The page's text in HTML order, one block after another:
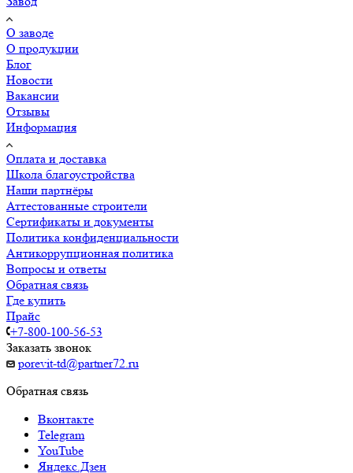
О заводе
О продукции
Блог
Новости
Вакансии
Отзывы
Информация
Оплата и доставка
Школа благоустройства
Наши партнёры
Аттестованные строители
Сертификаты и документы
Политика конфиденциальности
Антикоррупционная политика
Вопросы и ответы
Обратная связь
Где купить
Прайс
+7-800-100-56-53
Заказать звонок
porevit-td@partner72.ru
Обратная связь
Вконтакте
Telegram
YouTube
Яндекс.Дзен